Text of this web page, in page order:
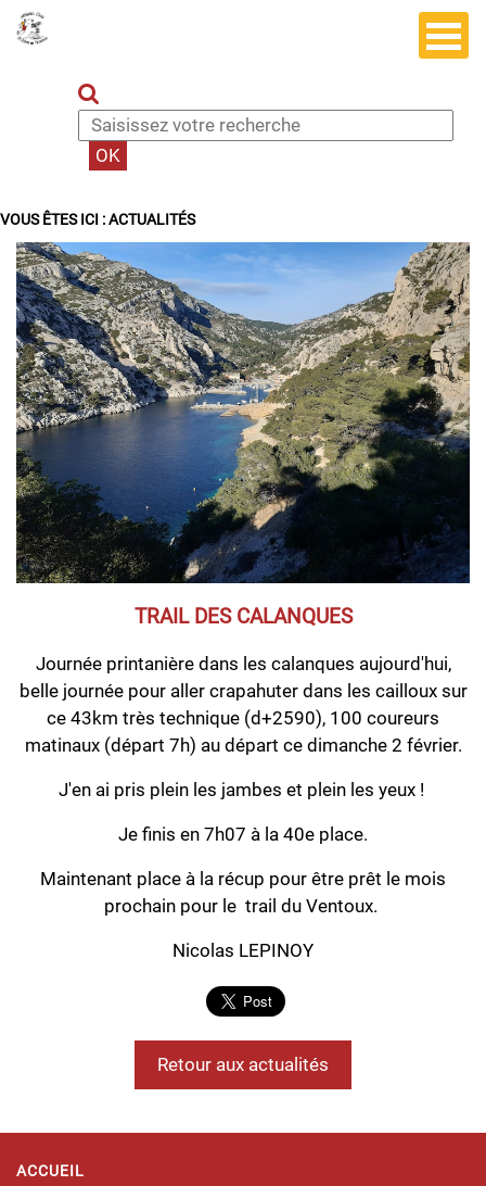
VOUS ÊTES ICI :ACTUALITÉS
TRAIL DES CALANQUES
Journée printanière dans les calanques aujourd'hui,
belle journée pour aller crapahuter dans les cailloux sur
ce 43km très technique (d+2590), 100 coureurs
matinaux (départ 7h) au départ ce dimanche 2 février.
J'en ai pris plein les jambes et plein les yeux !
Je finis en 7h07 à la 40e place.
Maintenant place à la récup pour être prêt le mois
prochain pour le trail du Ventoux.
Nicolas LEPINOY
Retour aux actualités
ACCUEIL